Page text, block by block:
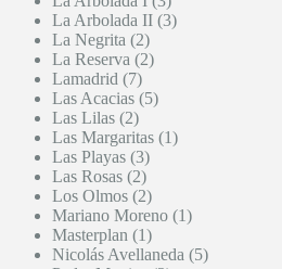
La Arbolada II (3)
La Negrita (2)
La Reserva (2)
Lamadrid (7)
Las Acacias (5)
Las Lilas (2)
Las Margaritas (1)
Las Playas (3)
Las Rosas (2)
Los Olmos (2)
Mariano Moreno (1)
Masterplan (1)
Nicolás Avellaneda (5)